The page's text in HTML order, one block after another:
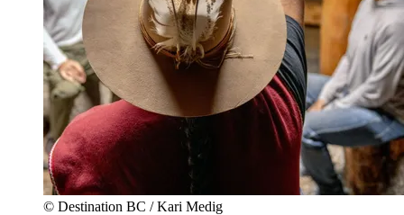
© Destination BC / Kari Medig